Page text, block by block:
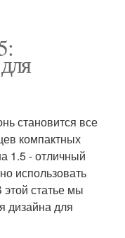
становится все
компактных
1.5 - отличный
использовать
этой статье мы
дизайна для